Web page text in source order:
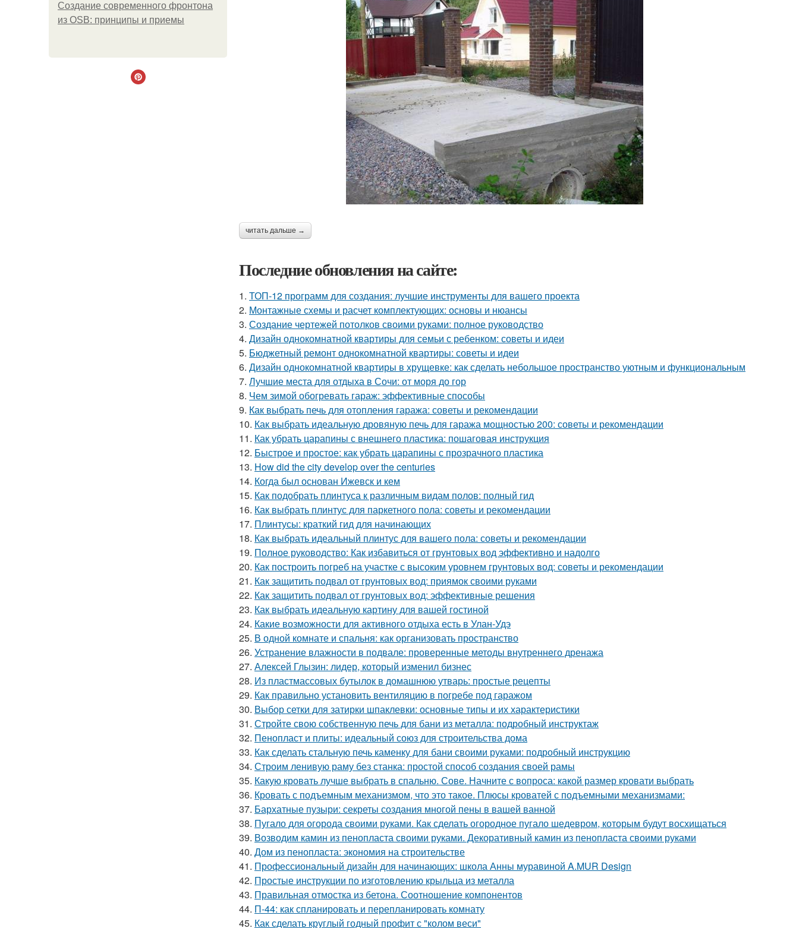
Создание современного фронтона
из OSB: принципы и приемы
читать дальше →
Последние обновления на сайте:
1. ТОП-12 программ для создания: лучшие инструменты для вашего проекта
2. Монтажные схемы и расчет комплектующих: основы и нюансы
3. Создание чертежей потолков своими руками: полное руководство
4. Дизайн однокомнатной квартиры для семьи с ребенком: советы и идеи
5. Бюджетный ремонт однокомнатной квартиры: советы и идеи
6. Дизайн однокомнатной квартиры в хрущевке: как сделать небольшое пространство уютным и функциональным
7. Лучшие места для отдыха в Сочи: от моря до гор
8. Чем зимой обогревать гараж: эффективные способы
9. Как выбрать печь для отопления гаража: советы и рекомендации
10. Как выбрать идеальную дровяную печь для гаража мощностью 200: советы и рекомендации
11. Как убрать царапины с внешнего пластика: пошаговая инструкция
12. Быстрое и простое: как убрать царапины с прозрачного пластика
13. How did the city develop over the centuries
14. Когда был основан Ижевск и кем
15. Как подобрать плинтуса к различным видам полов: полный гид
16. Как выбрать плинтус для паркетного пола: советы и рекомендации
17. Плинтусы: краткий гид для начинающих
18. Как выбрать идеальный плинтус для вашего пола: советы и рекомендации
19. Полное руководство: Как избавиться от грунтовых вод эффективно и надолго
20. Как построить погреб на участке с высоким уровнем грунтовых вод: советы и рекомендации
21. Как защитить подвал от грунтовых вод: приямок своими руками
22. Как защитить подвал от грунтовых вод: эффективные решения
23. Как выбрать идеальную картину для вашей гостиной
24. Какие возможности для активного отдыха есть в Улан-Удэ
25. В одной комнате и спальня: как организовать пространство
26. Устранение влажности в подвале: проверенные методы внутреннего дренажа
27. Алексей Глызин: лидер, который изменил бизнес
28. Из пластмассовых бутылок в домашнюю утварь: простые рецепты
29. Как правильно установить вентиляцию в погребе под гаражом
30. Выбор сетки для затирки шпаклевки: основные типы и их характеристики
31. Стройте свою собственную печь для бани из металла: подробный инструктаж
32. Пенопласт и плиты: идеальный союз для строительства дома
33. Как сделать стальную печь каменку для бани своими руками: подробный инструкцию
34. Строим ленивую раму без станка: простой способ создания своей рамы
35. Какую кровать лучше выбрать в спальню. Сове. Начните с вопроса: какой размер кровати выбрать
36. Кровать с подъемным механизмом, что это такое. Плюсы кроватей с подъемными механизмами:
37. Бархатные пузыри: секреты создания многой пены в вашей ванной
38. Пугало для огорода своими руками. Как сделать огородное пугало шедевром, которым будут восхищаться
39. Возводим камин из пенопласта своими руками. Декоративный камин из пенопласта своими руками
40. Дом из пенопласта: экономия на строительстве
41. Профессиональный дизайн для начинающих: школа Анны муравиной A.MUR Design
42. Простые инструкции по изготовлению крыльца из металла
43. Правильная отмостка из бетона. Соотношение компонентов
44. П-44: как спланировать и перепланировать комнату
45. Как сделать круглый годный профит с "колом веси"